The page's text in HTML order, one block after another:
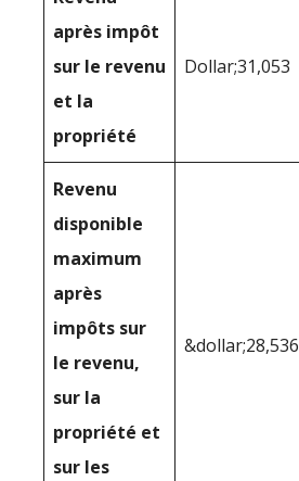
après impôt
sur le revenu
et la
propriété
Dollar;31,053
Revenu
disponible
maximum
après
impôts sur
le revenu,
sur la
propriété et
sur les
&dollar;28,536